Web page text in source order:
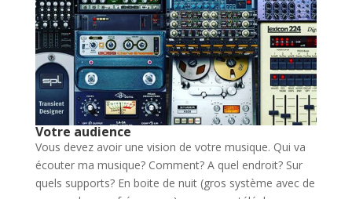
Votre audience
Vous devez avoir une vision de votre musique. Qui va
écouter ma musique? Comment? A quel endroit? Sur
quels supports? En boite de nuit (gros système avec de